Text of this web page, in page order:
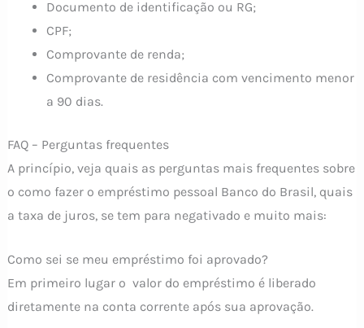
Documento de identificação ou RG;
CPF;
Comprovante de renda;
Comprovante de residência com vencimento menor
a 90 dias.
FAQ – Perguntas frequentes
A princípio, veja quais as perguntas mais frequentes sobre
o como fazer o empréstimo pessoal Banco do Brasil, quais
a taxa de juros, se tem para negativado e muito mais:
Como sei se meu empréstimo foi aprovado?
Em primeiro lugar o valor do empréstimo é liberado
diretamente na conta corrente após sua aprovação.